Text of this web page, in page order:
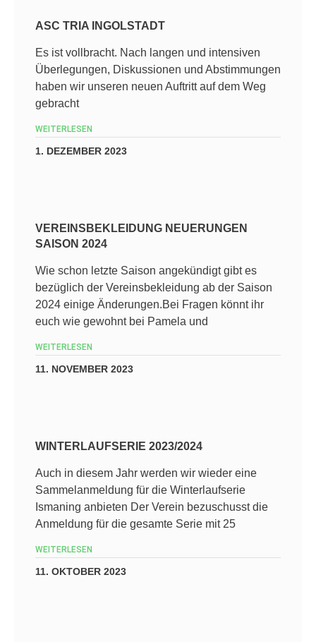
ASC TRIA INGOLSTADT
Es ist vollbracht. Nach langen und intensiven
Überlegungen, Diskussionen und Abstimmungen
haben wir unseren neuen Auftritt auf dem Weg
gebracht
WEITERLESEN
1. DEZEMBER 2023
VEREINSBEKLEIDUNG NEUERUNGEN
SAISON 2024
Wie schon letzte Saison angekündigt gibt es
bezüglich der Vereinsbekleidung ab der Saison
2024 einige Änderungen.Bei Fragen könnt ihr
euch wie gewohnt bei Pamela und
WEITERLESEN
11. NOVEMBER 2023
WINTERLAUFSERIE 2023/2024
Auch in diesem Jahr werden wir wieder eine
Sammelanmeldung für die Winterlaufserie
Ismaning anbieten Der Verein bezuschusst die
Anmeldung für die gesamte Serie mit 25
WEITERLESEN
11. OKTOBER 2023